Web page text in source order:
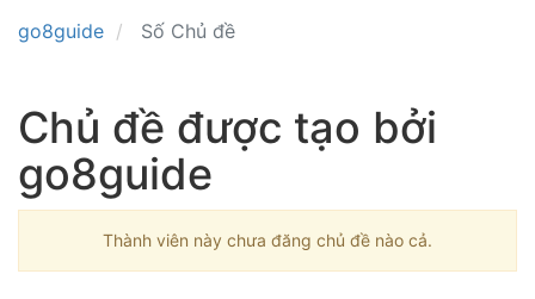
go8guide Số Chủ đề
Chủ đề được tạo bởi
go8guide
Thành viên này chưa đăng chủ đề nào cả.